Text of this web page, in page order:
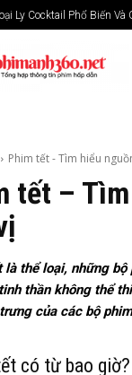
Ly Cocktail Phổ Biến Và
Phim tết - Tìm hiểu
tết –
là thể loại, những
thần không thể
của các bộ
có từ bao giờ?